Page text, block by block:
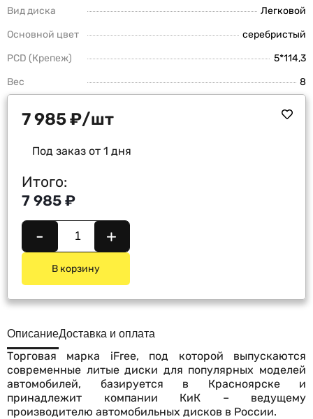
Вид диска
Легковой
Основной цвет
серебристый
PCD (Крепеж)
5*114,3
Вес
8
7 985₽/шт
Под заказ от 1 дня
Итого:
7 985 ₽
- +
В корзину
ОписаниеДоставка и оплата
Торговая марка iFree, под которой выпускаются
современные литые диски для популярных моделей
автомобилей, базируется в Красноярске и
принадлежит компании КиК – ведущему
производителю автомобильных дисков в России.